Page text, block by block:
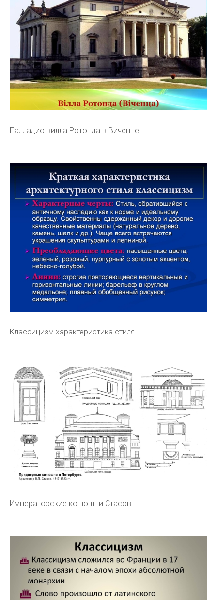
Палладио вилла Ротонда в Виченце
Классицизм характеристика стиля
Императорские конюшни Стасов